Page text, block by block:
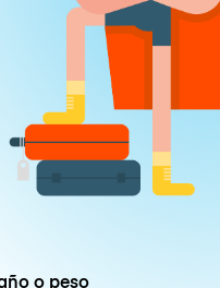
o peso